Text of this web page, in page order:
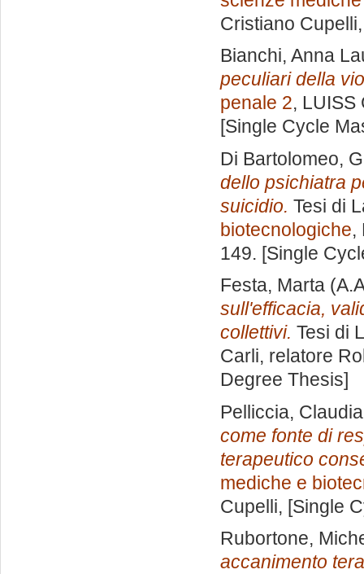
Cristiano Cupelli
Bianchi, Anna
peculiari della
penale 2,
[Single Cycle
Di Bartolomeo,
dello psichiatra
suicidio. Tesi di
biotecnologiche,
149. [Single
Festa, Marta
sull'efficacia,
collettivi. Tesi di
Carli, relatore
Degree Thesis]
Pelliccia, Claudia
come fonte di
terapeutico
mediche e
Cupelli, [Single
Rubortone,
accanimento